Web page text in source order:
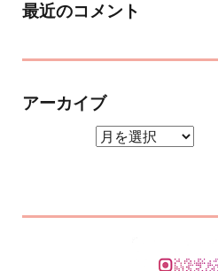
最近のコメント
アーカイブ